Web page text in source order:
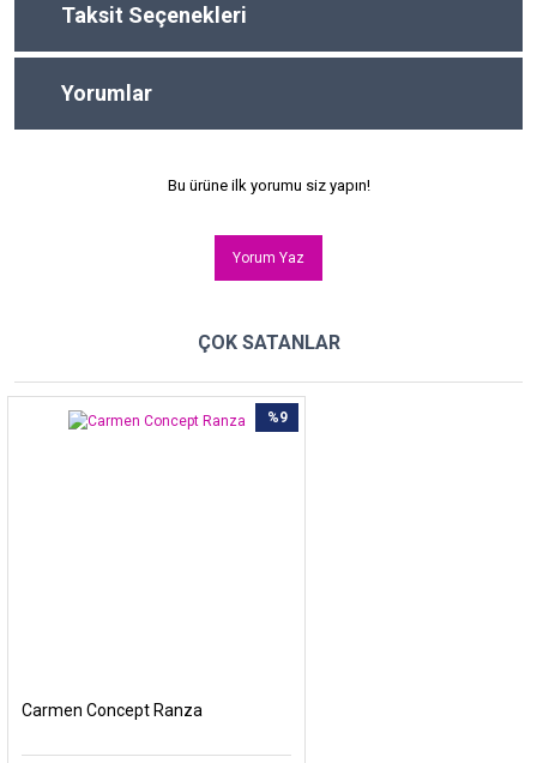
Taksit Seçenekleri
Yorumlar
Bu ürüne ilk yorumu siz yapın!
Yorum Yaz
ÇOK SATANLAR
%9
Carmen Concept Ranza